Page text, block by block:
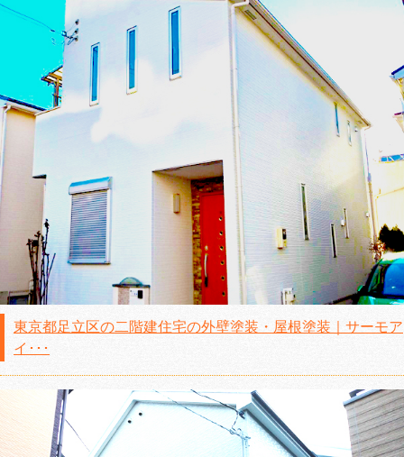
東京都足立区の二階建住宅の外壁塗装・屋根塗装｜サーモア
イ･･･